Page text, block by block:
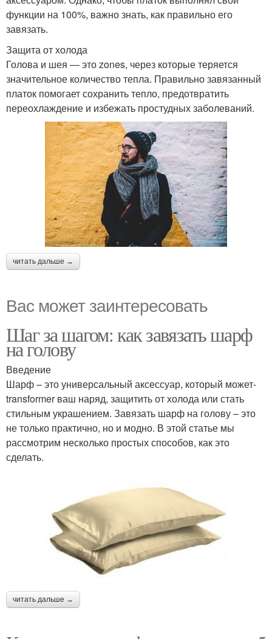
функции на 100%, важно знать, как правильно его
завязать.
Защита от холода
Голова и шея — это zones, через которые теряется
значительное количество тепла. Правильно завязанный
платок помогает сохранить тепло, предотвратить
переохлаждение и избежать простудных заболеваний.
читать дальше →
Вас может заинтересовать
Шаг за шагом: как завязать шарф
на голову
Введение
Шарф – это универсальный аксессуар, который может-
transformer ваш наряд, защитить от холода или стать
стильным украшением. Завязать шарф на голову – это
не только практично, но и модно. В этой статье мы
рассмотрим несколько простых способов, как это
сделать.
читать дальше →